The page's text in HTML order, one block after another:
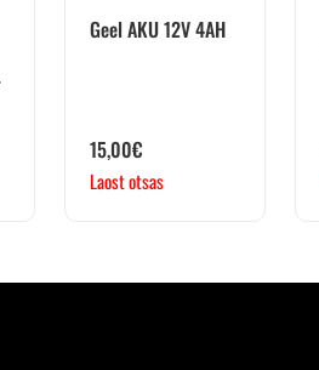
Geel AKU 12V 4AH
15,00€
Laost otsas